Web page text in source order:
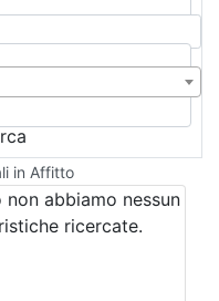
in Affitto
abbiamo nessun
ricercate.